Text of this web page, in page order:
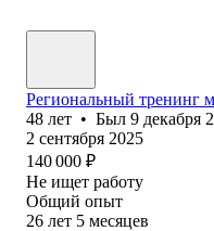
Региональный тренинг
48 лет • Был 9 декабря
2 сентября 2025
140 000 ₽
Не ищет работу
Общий опыт
26 лет 5 месяцев